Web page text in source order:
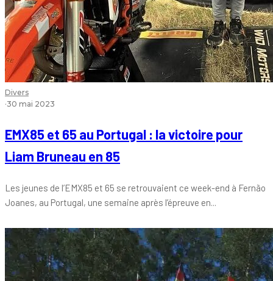
Divers
·30 mai 2023
EMX85 et 65 au Portugal : la victoire pour
Liam Bruneau en 85
Les jeunes de l’EMX85 et 65 se retrouvaient ce week-end à Fernão
Joanes, au Portugal, une semaine après l’épreuve en...